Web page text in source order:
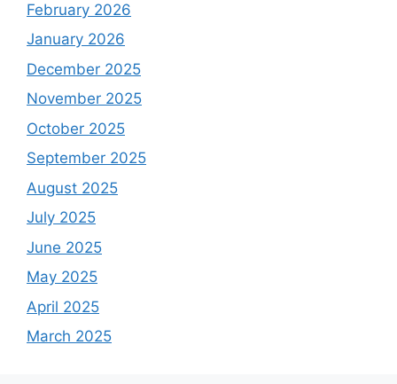
February 2026
January 2026
December 2025
November 2025
October 2025
September 2025
August 2025
July 2025
June 2025
May 2025
April 2025
March 2025